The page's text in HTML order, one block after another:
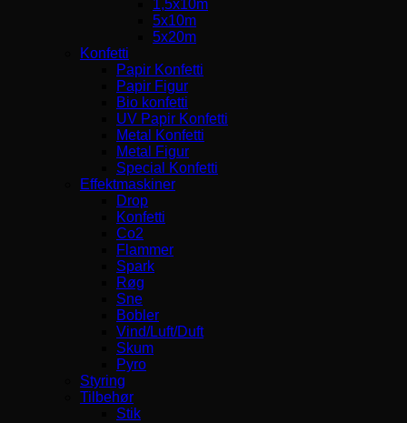
1,5x10m
5x10m
5x20m
Konfetti
Papir Konfetti
Papir Figur
Bio konfetti
UV Papir Konfetti
Metal Konfetti
Metal Figur
Special Konfetti
Effektmaskiner
Drop
Konfetti
Co2
Flammer
Spark
Røg
Sne
Bobler
Vind/Luft/Duft
Skum
Pyro
Styring
Tilbehør
Stik